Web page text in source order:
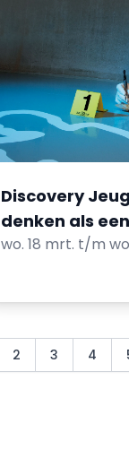
Discovery
denken als
wo. 18 mrt. t/m
2 3 4